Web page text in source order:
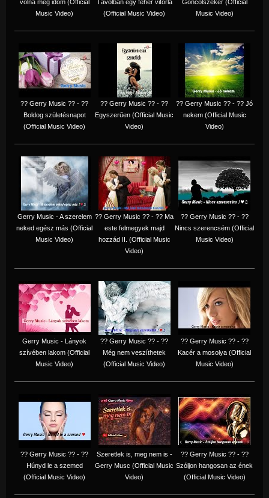
volna még időm (Official
Music Video)
Távolban egy fehér vitorla
(Official Music Video)
Göncölszekér (Official
Music Video)
?? Gerry Music ?? - ??
Boldog születésnapot
(Official Music Video)
?? Gerry Music ?? - ??
Egyszerűen (Official Music
Video)
?? Gerry Music ?? - ?? Jó
nekem (Official Music
Video)
Gerry Music - A szerelem
neked egész más (Official
Music Video)
?? Gerry Music ?? - ?? Ma
este felmegyek majd
hozzád II. (Official Music
Video)
?? Gerry Music ?? - ??
Nincs szerencsém (Official
Music Video)
Gerry Music - Lányok
szívében lakom (Official
Music Video)
?? Gerry Music ?? - ??
Még nem veszíthetek
(Official Music Video)
?? Gerry Music ?? - ??
Kacér a mosolya (Official
Music Video)
?? Gerry Music ?? - ??
Húnyd le a szemed
(Official Music Video)
Szeretlek is, meg nem is -
Gerry Musc (Official Music
Video)
?? Gerry Music ?? - ??
Szóljon hangosan az ének
(Official Music Video)